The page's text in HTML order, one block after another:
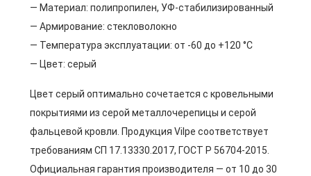
— Материал: полипропилен, УФ-стабилизированный
— Армирование: стекловолокно
— Температура эксплуатации: от -60 до +120 °C
— Цвет: серый
Цвет серый оптимально сочетается с кровельными
покрытиями из серой металлочерепицы и серой
фальцевой кровли. Продукция Vilpe соответствует
требованиям СП 17.13330.2017, ГОСТ Р 56704-2015.
Официальная гарантия производителя — от 10 до 30